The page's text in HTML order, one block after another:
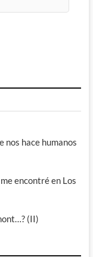
nos hace humanos
encontré en Los
(II)